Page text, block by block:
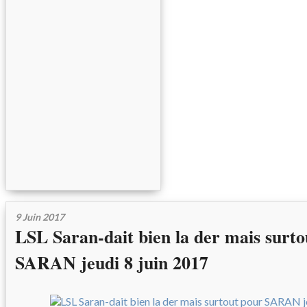
9 Juin 2017
LSL Saran-dait bien la der mais
SARAN jeudi 8 juin 2017